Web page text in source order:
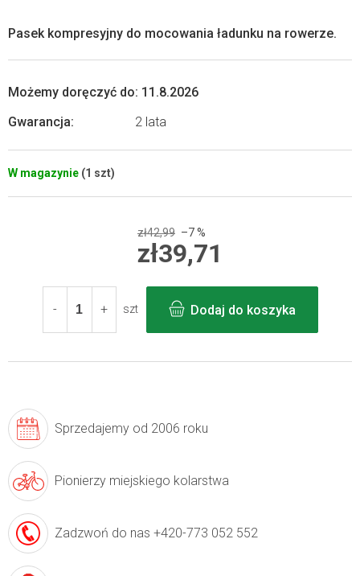
W magazynie (1 szt)
Możemy doręczyć do: 11.8.2026
Gwarancja: 2 lata
Pasek kompresyjny do mocowania ładunku na rowerze.
zł42,99 –7 %
zł39,71
jednostkowa:
szt
Dodaj do koszyka
Sprzedajemy od 2006 roku
Pionierzy miejskiego kolarstwa
Zadzwoń do nas +420-773 052 552